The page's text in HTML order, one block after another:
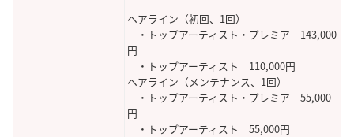
ヘアライン（初回、1回）
・トップアーティスト・プレミア 143,000
円
・トップアーティスト 110,000円
ヘアライン（メンテナンス、1回）
・トップアーティスト・プレミア 55,000
円
・トップアーティスト 55,000円